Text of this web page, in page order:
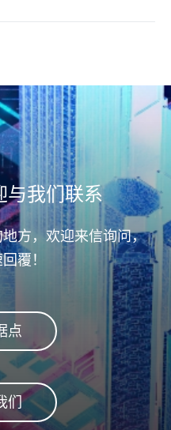
技术可自
End
测与
据传
flash
安全
与我们联系
方，欢迎来信询问，
覆！
点
们